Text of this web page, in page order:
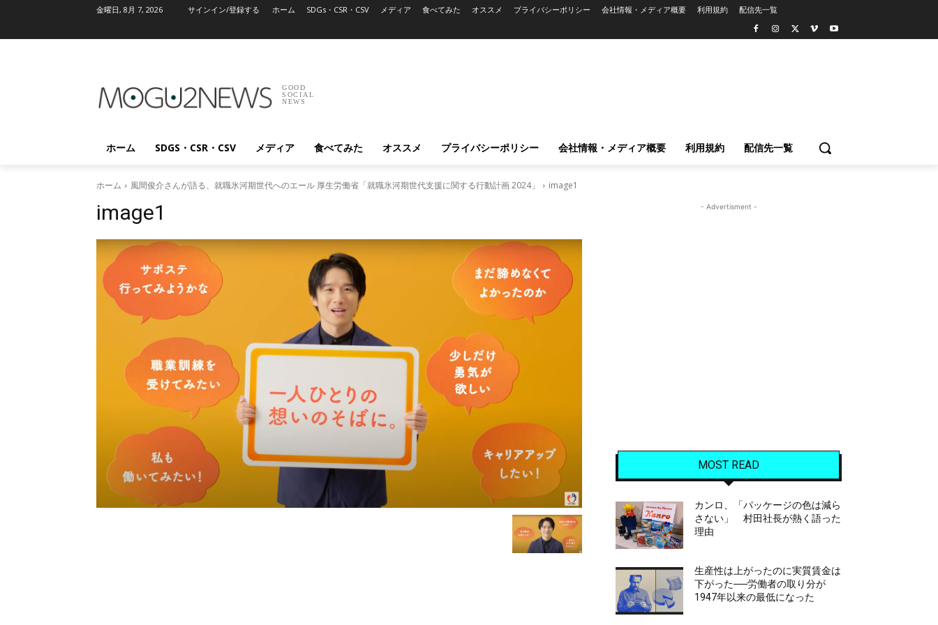
金曜日, 8月 7, 2026 サインイン/登録する ホーム SDGs・CSR・CSV メディア 食べてみた オススメ プライバシーポリシー 会社情報・メディア概要 利用規約 配信先一覧
GOOD
SOCIAL
NEWS
ホーム SDGS・CSR・CSV メディア 食べてみた オススメ プライバシーポリシー 会社情報・メディア概要 利用規約 配信先一覧
ホーム 風間俊介さんが語る、就職氷河期世代へのエール 厚生労働省「就職氷河期世代支援に関する行動計画 2024」 image1
image1 - Advertisment -
MOST READ
カンロ、「パッケージの色は減ら
さない」 村田社長が熱く語った
理由
生産性は上がったのに実質賃金は
下がった──労働者の取り分が
1947年以来の最低になった